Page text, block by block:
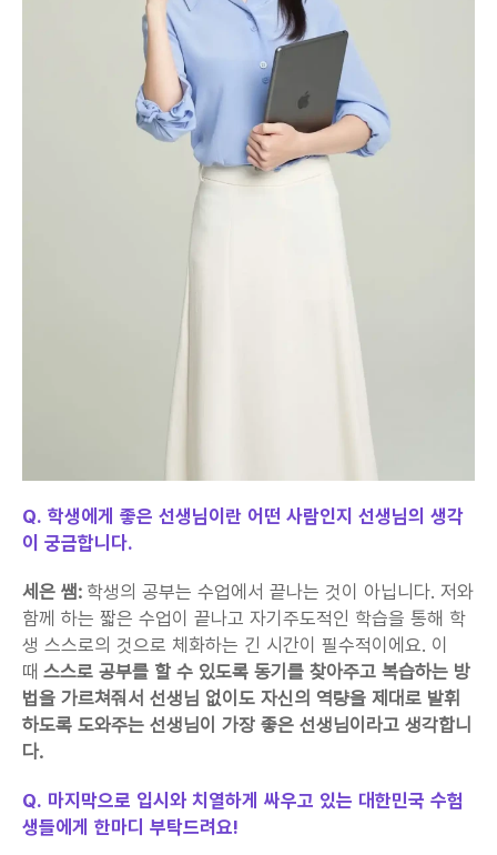
Q. 학생에게 좋은 선생님이란 어떤 사람인지 선생님의 생각
이 궁금합니다.
세은 쌤: 학생의 공부는 수업에서 끝나는 것이 아닙니다. 저와
함께 하는 짧은 수업이 끝나고 자기주도적인 학습을 통해 학
생 스스로의 것으로 체화하는 긴 시간이 필수적이에요. 이
때 스스로 공부를 할 수 있도록 동기를 찾아주고 복습하는 방
법을 가르쳐줘서 선생님 없이도 자신의 역량을 제대로 발휘
하도록 도와주는 선생님이 가장 좋은 선생님이라고 생각합니
다.
Q. 마지막으로 입시와 치열하게 싸우고 있는 대한민국 수험
생들에게 한마디 부탁드려요!